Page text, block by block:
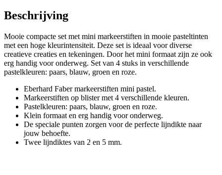
Beschrijving
Mooie compacte set met mini markeerstiften in mooie pasteltinten
met een hoge kleurintensiteit. Deze set is ideaal voor diverse
creatieve creaties en tekeningen. Door het mini formaat zijn ze ook
erg handig voor onderweg. Set van 4 stuks in verschillende
pastelkleuren: paars, blauw, groen en roze.
Eberhard Faber markeerstiften mini pastel.
Markeerstiften op blister met 4 verschillende kleuren.
Pastelkleuren: paars, blauw, groen en roze.
Klein formaat en erg handig voor onderweg.
De speciale punten zorgen voor de perfecte lijndikte naar
jouw behoefte.
Twee lijndiktes van 2 en 5 mm.